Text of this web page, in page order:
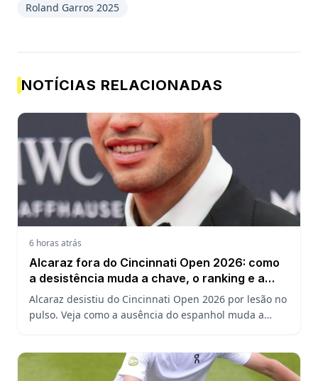
Roland Garros 2025
NOTÍCIAS RELACIONADAS
6 horas atrás
Alcaraz fora do Cincinnati Open 2026: como
a desistência muda a chave, o ranking e a
defesa do US Open
Alcaraz desistiu do Cincinnati Open 2026 por lesão no
pulso. Veja como a ausência do espanhol muda a